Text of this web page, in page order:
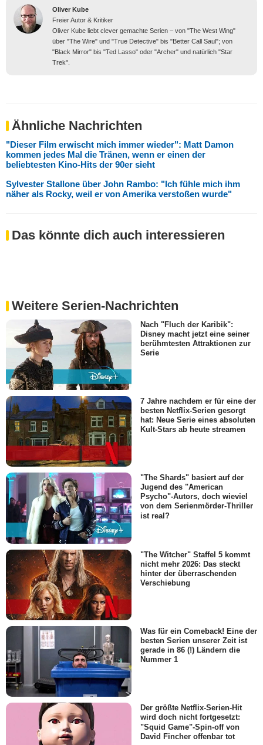
Oliver Kube
Freier Autor & Kritiker
Oliver Kube liebt clever gemachte Serien – von "The West Wing"
über "The Wire" und "True Detective" bis "Better Call Saul"; von
"Black Mirror" bis "Ted Lasso" oder "Archer" und natürlich "Star
Trek".
Ähnliche Nachrichten
"Dieser Film erwischt mich immer wieder": Matt Damon
kommen jedes Mal die Tränen, wenn er einen der
beliebtesten Kino-Hits der 90er sieht
Sylvester Stallone über John Rambo: "Ich fühle mich ihm
näher als Rocky, weil er von Amerika verstoßen wurde"
Das könnte dich auch interessieren
Weitere Serien-Nachrichten
Nach "Fluch der Karibik":
Disney macht jetzt eine seiner
berühmtesten Attraktionen zur
Serie
7 Jahre nachdem er für eine der
besten Netflix-Serien gesorgt
hat: Neue Serie eines absoluten
Kult-Stars ab heute streamen
"The Shards" basiert auf der
Jugend des "American
Psycho"-Autors, doch wieviel
von dem Serienmörder-Thriller
ist real?
"The Witcher" Staffel 5 kommt
nicht mehr 2026: Das steckt
hinter der überraschenden
Verschiebung
Was für ein Comeback! Eine der
besten Serien unserer Zeit ist
gerade in 86 (!) Ländern die
Nummer 1
Der größte Netflix-Serien-Hit
wird doch nicht fortgesetzt:
"Squid Game"-Spin-off von
David Fincher offenbar tot